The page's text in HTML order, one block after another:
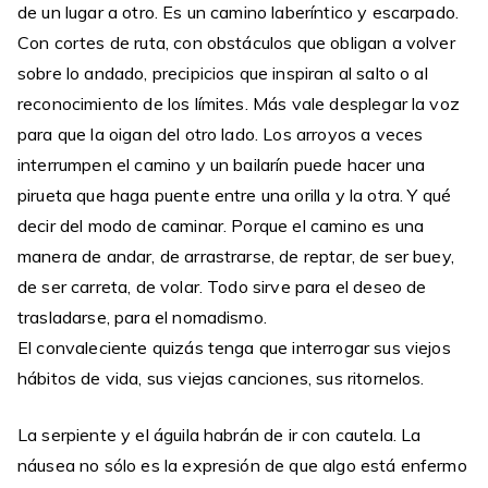
de un lugar a otro. Es un camino laberíntico y escarpado.
Con cortes de ruta, con obstáculos que obligan a volver
sobre lo andado, precipicios que inspiran al salto o al
reconocimiento de los límites. Más vale desplegar la voz
para que la oigan del otro lado. Los arroyos a veces
interrumpen el camino y un bailarín puede hacer una
pirueta que haga puente entre una orilla y la otra. Y qué
decir del modo de caminar. Porque el camino es una
manera de andar, de arrastrarse, de reptar, de ser buey,
de ser carreta, de volar. Todo sirve para el deseo de
trasladarse, para el nomadismo.
El convaleciente quizás tenga que interrogar sus viejos
hábitos de vida, sus viejas canciones, sus ritornelos.
La serpiente y el águila habrán de ir con cautela. La
náusea no sólo es la expresión de que algo está enfermo